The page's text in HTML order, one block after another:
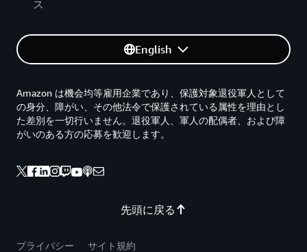
ス
English
先頭に戻る
Amazon は機会均等雇用企業であり、保護対象退役軍人として
の身分、障がい、その他法令で保護されている属性を理由とし
た差別を一切行いません。退役軍人、軍人の配偶者、および障
がいのある方の応募を歓迎します。
プライバシー
サイト規約